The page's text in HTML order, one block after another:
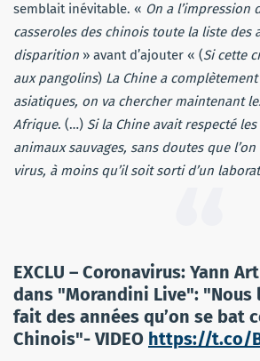
semblait inévitable. « On a l’impression
casseroles des chinois toute la liste des
disparition » avant d’ajouter « (Si cette
aux pangolins) La Chine a
asiatiques, on va chercher maintenant
Afrique. (…) Si la Chine avait respecté
animaux sauvages, sans doutes que l’on
virus, à moins qu’il soit sorti d’un
EXCLU – Coronavirus: Yann
dans "Morandini Live": "Nous
fait des années qu’on se bat
Chinois"- VIDEO https://t.co/